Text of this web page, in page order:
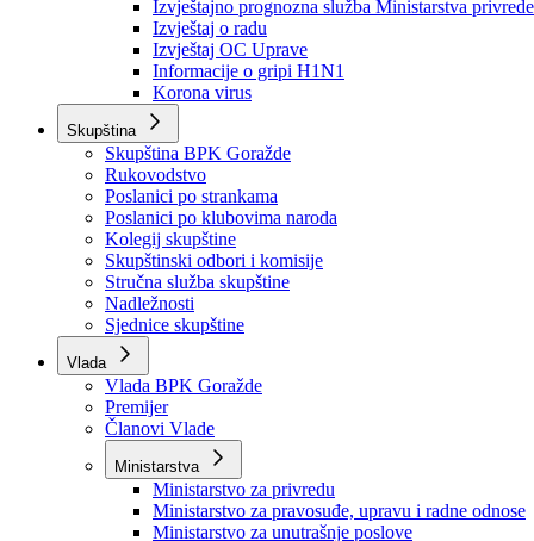
Obavještenja i izvještaji
Obavještenja Vlade
Izvještajno prognozna služba Ministarstva privrede
Izvještaj o radu
Izvještaj OC Uprave
Informacije o gripi H1N1
Korona virus
Skupština
Skupština BPK Goražde
Rukovodstvo
Poslanici po strankama
Poslanici po klubovima naroda
Kolegij skupštine
Skupštinski odbori i komisije
Stručna služba skupštine
Nadležnosti
Sjednice skupštine
Vlada
Vlada BPK Goražde
Premijer
Članovi Vlade
Ministarstva